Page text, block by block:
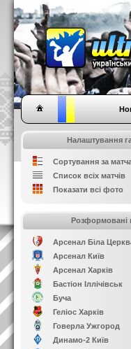
Налаштування
Сортування за
Список всіх матчів
Показати всі фото
Розформовані
Арсенал Біла
Арсенал Київ
Арсенал Харків
Бастіон Іллічівськ
Буча
Геліос Харків
Говерла Ужгород
Динамо-2 Київ